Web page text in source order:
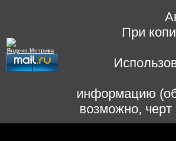
При
информацию
возможно,